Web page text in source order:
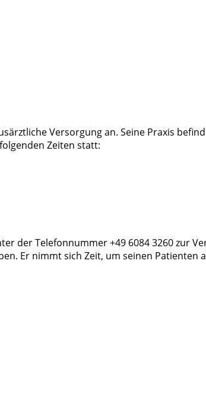
Versorgung an. Seine Praxis
Zeiten statt:
der Telefonnummer +49 6084 3260 zur
Er nimmt sich Zeit, um seinen Patienten